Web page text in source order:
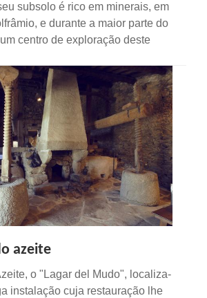
subsolo é rico em minerais, em
e durante a maior parte do
centro de exploração deste
azeite
o "Lagar del Mudo", localiza-
instalação cuja restauração lhe